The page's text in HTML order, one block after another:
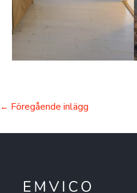
← Föregående inlägg